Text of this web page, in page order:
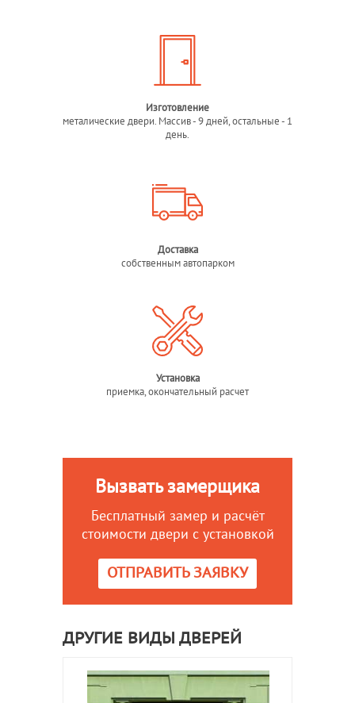
Изготовление
металические двери. Массив - 9 дней, остальные - 1
день.
Доставка
собственным автопарком
Установка
приемка, окончательный расчет
Вызвать замерщика
Бесплатный замер и расчёт
стоимости двери с установкой
ОТПРАВИТЬ ЗАЯВКУ
ДРУГИЕ ВИДЫ ДВЕРЕЙ